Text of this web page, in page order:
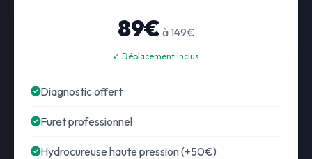
89€ à 149€
✓ Déplacement inclus
Diagnostic offert
Furet professionnel
Hydrocureuse haute pression (+50€)